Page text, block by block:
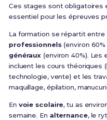
Ces stages sont obligatoires
essentiel pour les épreuves
La formation se répartit entre
professionnels(environ
généraux (environ 40%). Les
incluent les cours théoriques
technologie, vente) et les
maquillage, épilation,
En voie scolaire, tu as
semaine. En alternance, le